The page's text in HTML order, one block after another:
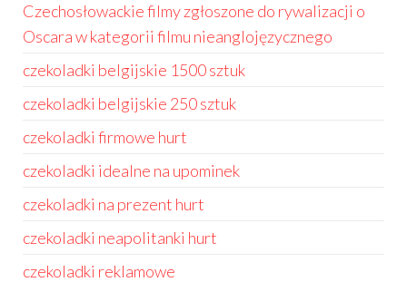
Czechosłowackie filmy zgłoszone do rywalizacji o
Oscara w kategorii filmu nieanglojęzycznego
czekoladki belgijskie 1500 sztuk
czekoladki belgijskie 250 sztuk
czekoladki firmowe hurt
czekoladki idealne na upominek
czekoladki na prezent hurt
czekoladki neapolitanki hurt
czekoladki reklamowe